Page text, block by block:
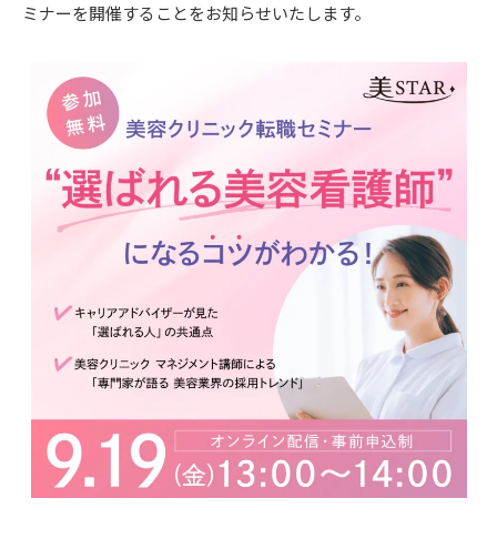
ミナーを開催することをお知らせいたします。